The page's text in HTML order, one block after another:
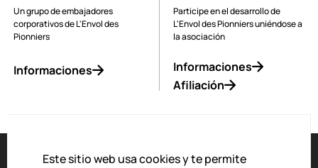
Este sitio web usa cookies y te permite
Un grupo de embajadores
corporativos de L'Envol des
Pionniers
Informaciones
Participe en el desarrollo de
L'Envol des Pionniers uniéndose a
la asociación
Informaciones
Afiliación